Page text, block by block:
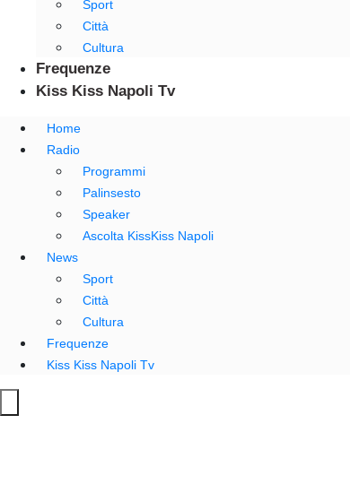
Sport
Città
Cultura
Frequenze
Kiss Kiss Napoli Tv
Home
Radio
Programmi
Palinsesto
Speaker
Ascolta KissKiss Napoli
News
Sport
Città
Cultura
Frequenze
Kiss Kiss Napoli Tv